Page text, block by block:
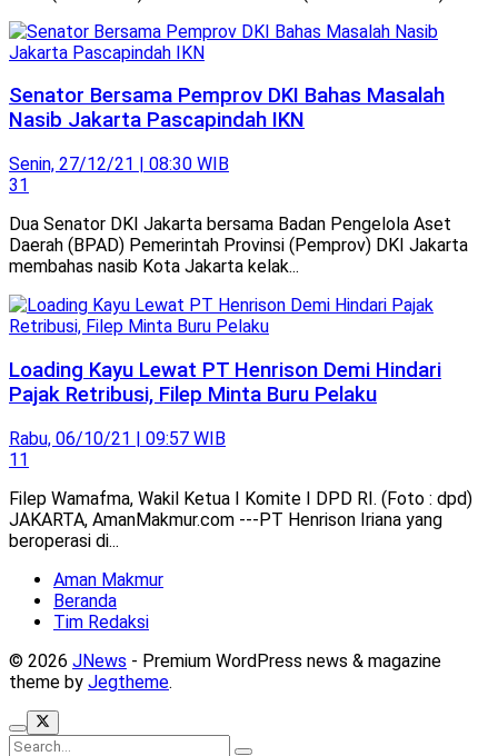
Senator Bersama Pemprov DKI Bahas Masalah
Nasib Jakarta Pascapindah IKN
Senin, 27/12/21 | 08:30 WIB
31
Dua Senator DKI Jakarta bersama Badan Pengelola Aset
Daerah (BPAD) Pemerintah Provinsi (Pemprov) DKI Jakarta
membahas nasib Kota Jakarta kelak...
Loading Kayu Lewat PT Henrison Demi Hindari
Pajak Retribusi, Filep Minta Buru Pelaku
Rabu, 06/10/21 | 09:57 WIB
11
Filep Wamafma, Wakil Ketua I Komite I DPD RI. (Foto : dpd)
JAKARTA, AmanMakmur.com ---PT Henrison Iriana yang
beroperasi di...
Aman Makmur
Beranda
Tim Redaksi
© 2026 JNews - Premium WordPress news & magazine
theme by Jegtheme.